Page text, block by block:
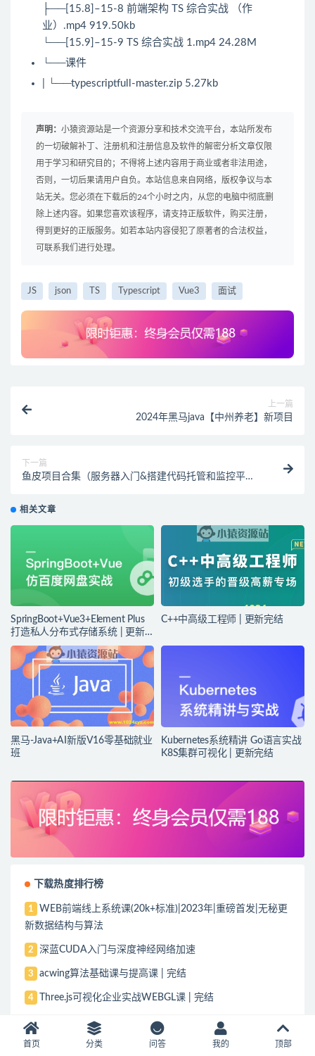
├──[15.8]–15-8 前端架构 TS 综合实战 （作
业）.mp4 919.50kb
└──[15.9]–15-9 TS 综合实战 1.mp4 24.28M
└──课件
| └──typescriptfull-master.zip 5.27kb
声明： 小猿资源站是一个资源分享和技术交流平台，本站所发布
的一切破解补丁、注册机和注册信息及软件的解密分析文章仅限
用于学习和研究目的；不得将上述内容用于商业或者非法用途，
否则，一切后果请用户自负。本站信息来自网络，版权争议与本
站无关。您必须在下载后的24个小时之内，从您的电脑中彻底删
除上述内容。如果您喜欢该程序，请支持正版软件，购买注册，
得到更好的正版服务。如若本站内容侵犯了原著者的合法权益，
可联系我们进行处理。
JS json TS Typescript Vue3 面试
上一篇
2024年黑马java【中州养老】新项目
下一篇
鱼皮项目合集（服务器入门&搭建代码托管和监控平
）
相关文章
SpringBoot+Vue3+Element Plus
打造私人分布式存储系统 | 更新
完结
C++中高级工程师 | 更新完结
黑马-Java+AI新版V16零基础就业
班
Kubernetes系统精讲 Go语言实战
K8S集群可视化 | 更新完结
下载热度排行榜
1
WEB前端线上系统课(20k+标准)|2023年|重磅首发|无秘更
新数据结构与算法
2 深蓝CUDA入门与深度神经网络加速
3 acwing算法基础课与提高课 | 完结
4 Three.js可视化企业实战WEBGL课 | 完结
5 Python全能工程师2022版|价值4788元|重磅首发|完结
6 Go开发工程师全新版|2022年
首页 分类 问答 我的 顶部